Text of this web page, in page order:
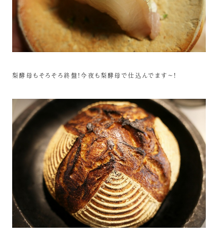
梨酵母もそろそろ終盤！今夜も梨酵母で仕込んでます～！